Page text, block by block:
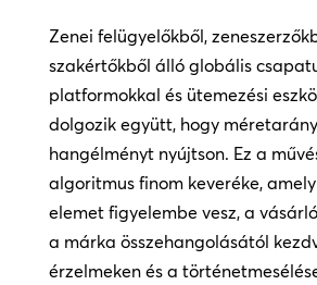
Zenei felügyelőkből,
szakértőkből álló globális
platformokkal és ütemezési
dolgozik együtt, hogy
hangélményt nyújtson. Ez a
algoritmus finom keveréke,
elemet figyelembe vesz, a
a márka összehangolásától
érzelmeken és a